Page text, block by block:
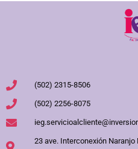
(502) 2315-8506
(502) 2256-8075
23 ave. Interconexión Naranjo